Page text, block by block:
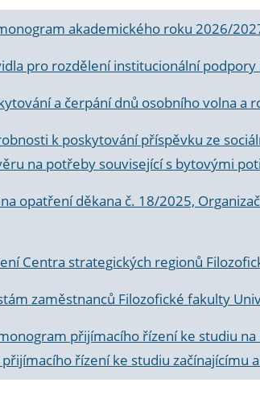
akademického roku 2026/
pro rozdělení institucionální
a čerpání dnů osobního volna a
k poskytování příspěvku ze
na potřeby související s bytovými
opatření děkana č. 18/2025,
Centra strategických regionů
zaměstnanců Filozofické fakulty
přijímacího řízení ke studiu
řízení ke studiu začínajícímu